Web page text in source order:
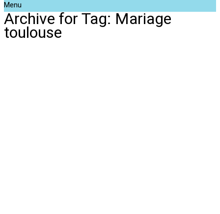
Menu
Archive for Tag: Mariage
toulouse